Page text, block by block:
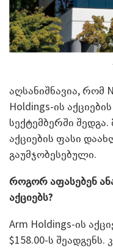
აღსანიშნავია, რომ
Holdings-ის
სექტემბერში შედგა.
აქციების ფასი
გაუმჯობესებული.
როგორ აფასებენ
აქციებს?
Arm Holdings-ის
$158.00-ს შეადგენს.